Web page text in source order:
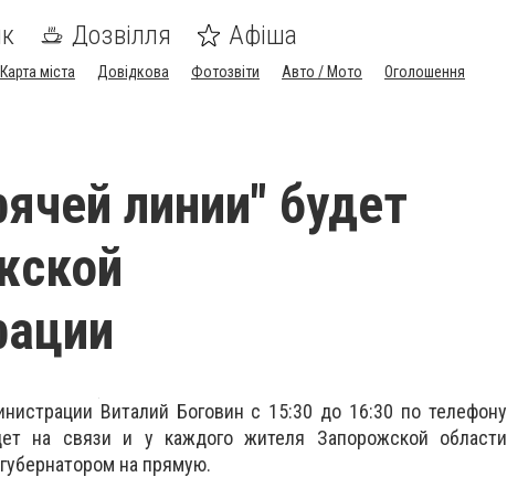
Дозвілля Афіша
Карта міста Довідкова Фотозвіти Авто / Мото Оголошення
линии" будет
Виталий Боговин с 15:30 до 16:30 по телефону
на связи и у каждого жителя Запорожской области
на прямую.